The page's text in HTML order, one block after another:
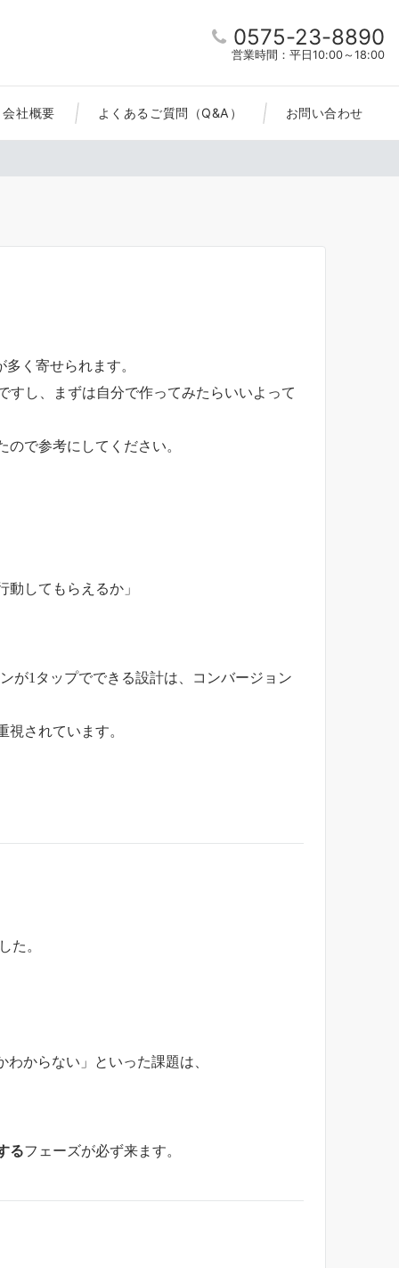
0575-23-8890
営業時間：平日10:00～18:00
会社概要 よくあるご質問（Q&A） お問い合わせ
く寄せられます。
し、まずは自分で作ってみたらいいよって
で参考にしてください。
してもらえるか」
が1タップでできる設計は、コンバージョン
視されています。
た。
からない」といった課題は、
るフェーズが必ず来ます。